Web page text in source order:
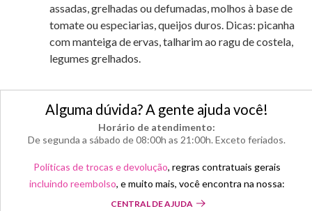
assadas, grelhadas ou defumadas, molhos à base de
tomate ou especiarias, queijos duros. Dicas: picanha
com manteiga de ervas, talharim ao ragu de costela,
legumes grelhados.
Alguma dúvida? A gente ajuda você!
Horário de atendimento:
De segunda a sábado de 08:00h as 21:00h. Exceto feriados.
Políticas de trocas e devolução, regras contratuais gerais
incluindo reembolso, e muito mais, você encontra na nossa:
CENTRAL DE AJUDA